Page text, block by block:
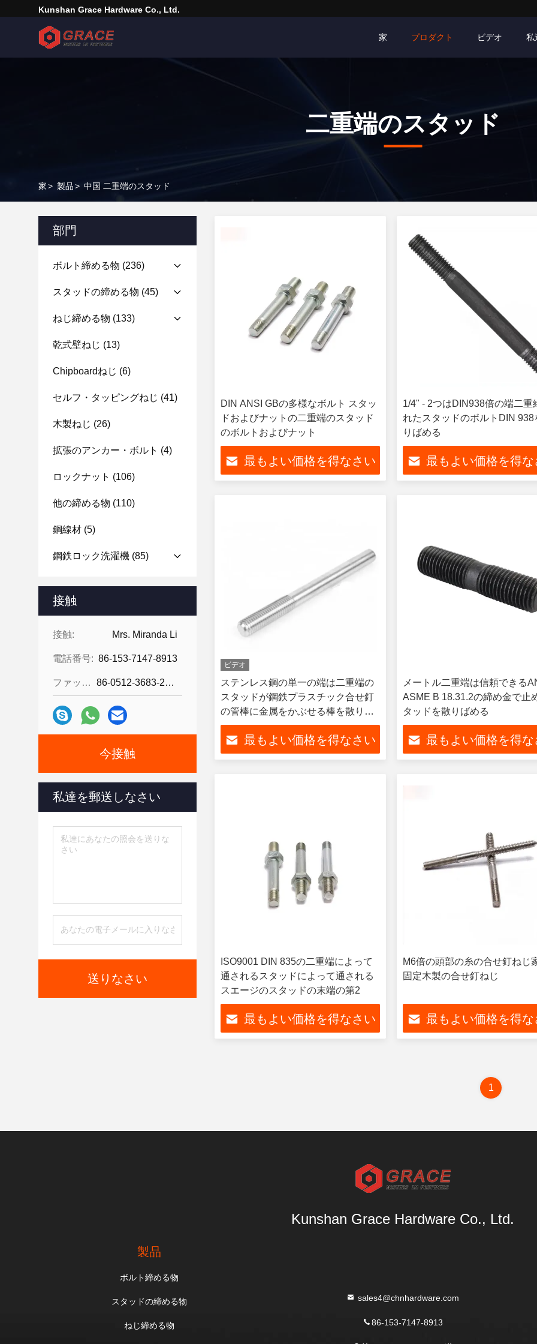
Kunshan Grace Hardware Co., Ltd.
家 プロダクト ビデオ 私
二重端のスタッド
家> 製品> 中国 二重端のスタッド
部門
ボルト締める物 (236)
スタッドの締める物 (45)
ねじ締める物 (133)
乾式壁ねじ (13)
Chipboardねじ (6)
セルフ・タッピングねじ (41)
木製ねじ (26)
拡張のアンカー・ボルト (4)
ロックナット (106)
他の締める物 (110)
鋼線材 (5)
鋼鉄ロック洗濯機 (85)
接触
接触: Mrs. Miranda Li
電話番号: 86-153-7147-8913
ファックス: 86-0512-3683-2631
今接触
私達を郵送しなさい
送りなさい
DIN ANSI GBの多様なボルト スタッ
ドおよびナットの二重端のスタッド
のボルトおよびナット
最もよい価格を得なさい
1/4" - 2つはDIN938倍の端二重
れたスタッドのボルトDIN 938
りばめる
最もよい価格を得な
ビデオ
ステンレス鋼の単一の端は二重端の
スタッドが鋼鉄プラスチック合せ釘
の管棒に金属をかぶせる棒を散りば
める
最もよい価格を得なさい
メートル二重端は信頼できる
ASME B 18.31.2の締め金で止
タッドを散りばめる
最もよい価格を得な
ISO9001 DIN 835の二重端によって
通されるスタッドによって通される
スエージのスタッドの末端の第2
最もよい価格を得なさい
M6倍の頭部の糸の合せ釘ねじ
固定木製の合せ釘ねじ
最もよい価格を得な
1
Kunshan Grace Hardware Co., Ltd.
製品
ボルト締める物
スタッドの締める物
ねじ締める物
sales4@chnhardware.com
86-153-7147-8913